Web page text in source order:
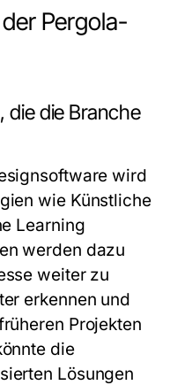
Pergola-
die die Branche
wird
wie Künstliche
Learning
werden dazu
weiter zu
erkennen und
Projekten
die
Lösungen